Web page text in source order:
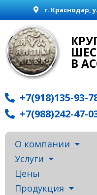
г. Краснодар,
В
+7(918)135-93-
+7(988)242-47-
О компании
Услуги
Цены
Продукция